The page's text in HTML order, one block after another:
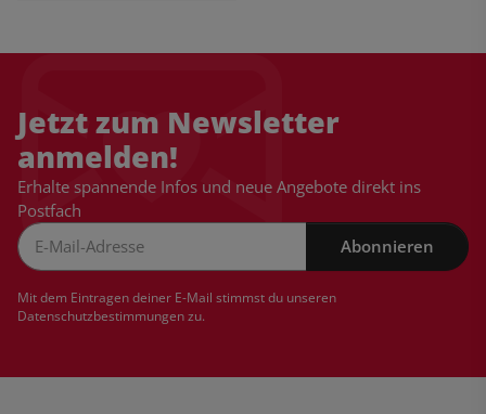
Jetzt zum Newsletter
anmelden!
Erhalte spannende Infos und neue Angebote direkt ins
Postfach
Abonnieren
Mit dem Eintragen deiner E-Mail stimmst du unseren
Datenschutzbestimmungenzu.